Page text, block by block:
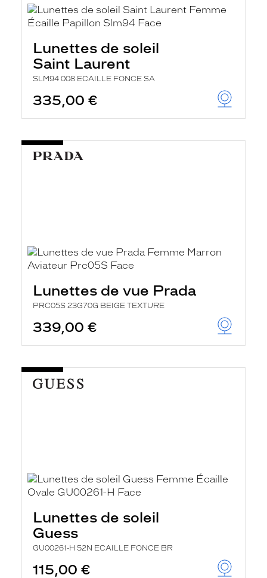
Lunettes de soleil
Saint Laurent
SLM94 008 ECAILLE FONCE SA
335,00 €
Lunettes de vue Prada
PRC05S 23G70G BEIGE TEXTURE
339,00 €
Lunettes de soleil
Guess
GU00261-H 52N ECAILLE FONCE BR
115,00 €